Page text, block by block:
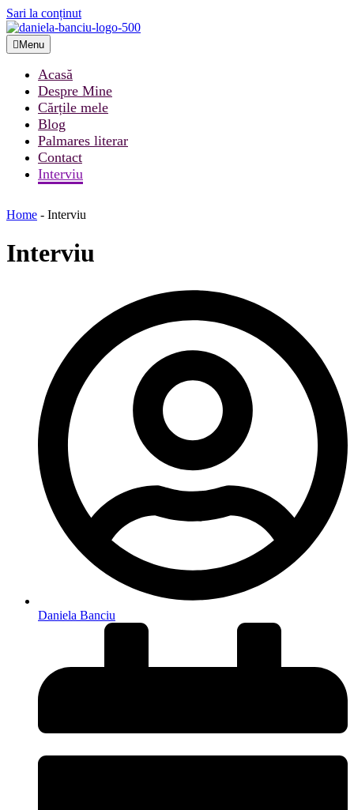
Sari la conținut
Menu
Acasă
Despre Mine
Cărțile mele
Blog
Palmares literar
Contact
Interviu
Home - Interviu
Interviu
Daniela Banciu